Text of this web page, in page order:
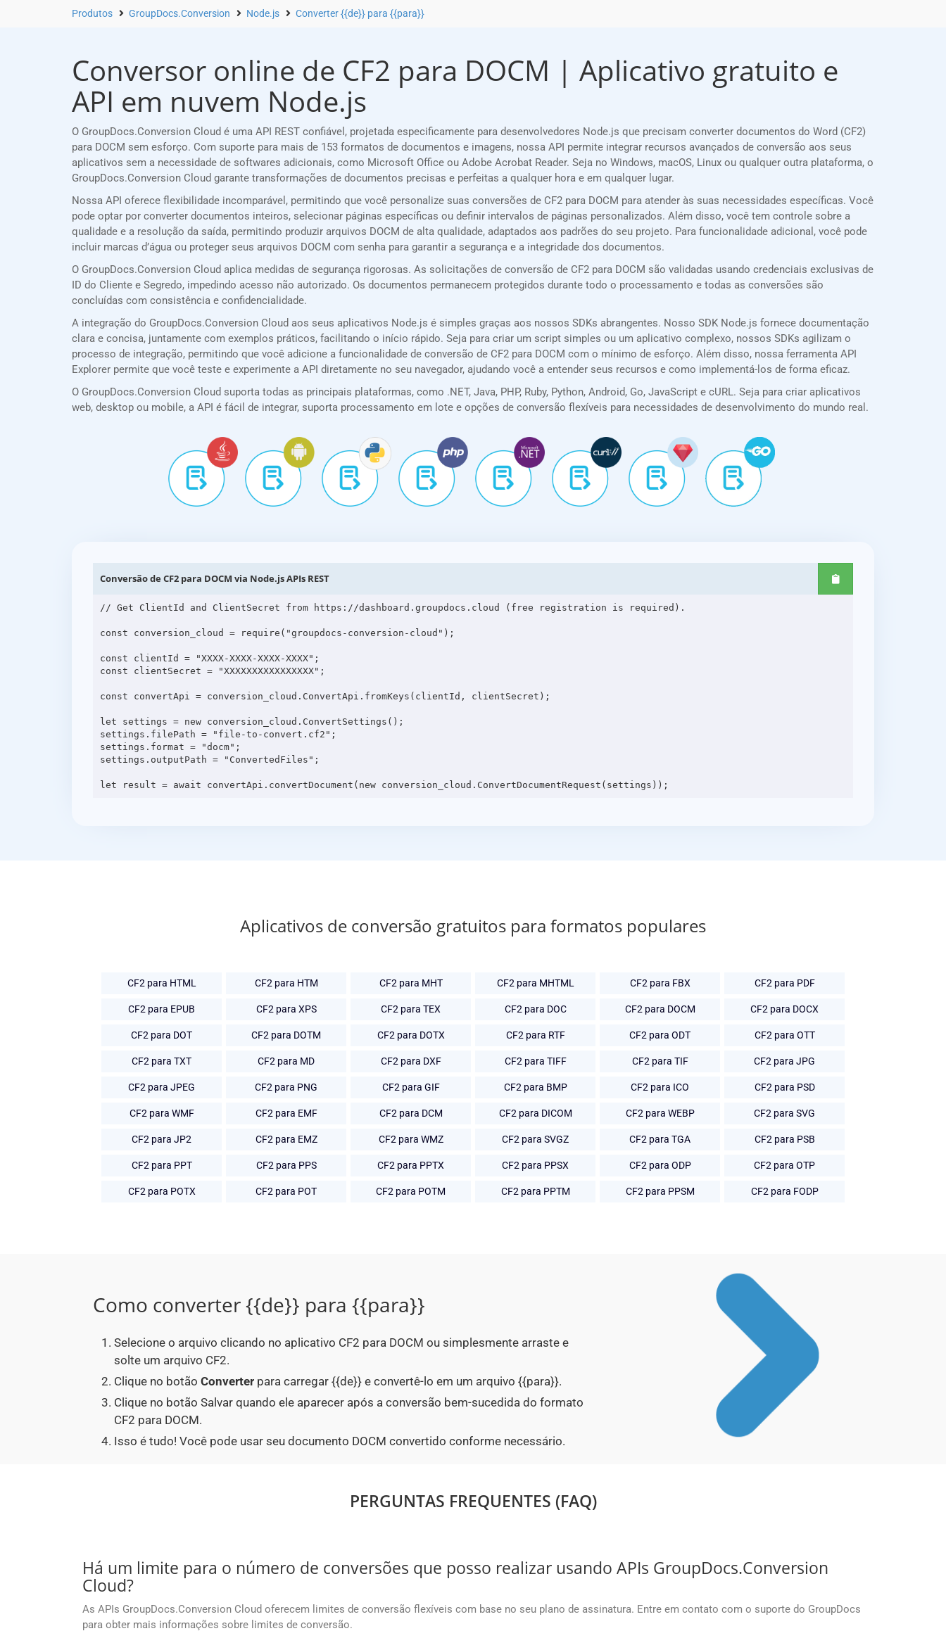
Produtos GroupDocs.Conversion Node.js Converter {{de}} para {{para}}
Conversor online de CF2 para DOCM | Aplicativo gratuito e
API em nuvem Node.js
O GroupDocs.Conversion Cloud é uma API REST confiável, projetada especificamente para desenvolvedores Node.js que precisam converter documentos do Word (CF2)
para DOCM sem esforço. Com suporte para mais de 153 formatos de documentos e imagens, nossa API permite integrar recursos avançados de conversão aos seus
aplicativos sem a necessidade de softwares adicionais, como Microsoft Office ou Adobe Acrobat Reader. Seja no Windows, macOS, Linux ou qualquer outra plataforma, o
GroupDocs.Conversion Cloud garante transformações de documentos precisas e perfeitas a qualquer hora e em qualquer lugar.
Nossa API oferece flexibilidade incomparável, permitindo que você personalize suas conversões de CF2 para DOCM para atender às suas necessidades específicas. Você
pode optar por converter documentos inteiros, selecionar páginas específicas ou definir intervalos de páginas personalizados. Além disso, você tem controle sobre a
qualidade e a resolução da saída, permitindo produzir arquivos DOCM de alta qualidade, adaptados aos padrões do seu projeto. Para funcionalidade adicional, você pode
incluir marcas d’água ou proteger seus arquivos DOCM com senha para garantir a segurança e a integridade dos documentos.
O GroupDocs.Conversion Cloud aplica medidas de segurança rigorosas. As solicitações de conversão de CF2 para DOCM são validadas usando credenciais exclusivas de
ID do Cliente e Segredo, impedindo acesso não autorizado. Os documentos permanecem protegidos durante todo o processamento e todas as conversões são
concluídas com consistência e confidencialidade.
A integração do GroupDocs.Conversion Cloud aos seus aplicativos Node.js é simples graças aos nossos SDKs abrangentes. Nosso SDK Node.js fornece documentação
clara e concisa, juntamente com exemplos práticos, facilitando o início rápido. Seja para criar um script simples ou um aplicativo complexo, nossos SDKs agilizam o
processo de integração, permitindo que você adicione a funcionalidade de conversão de CF2 para DOCM com o mínimo de esforço. Além disso, nossa ferramenta API
Explorer permite que você teste e experimente a API diretamente no seu navegador, ajudando você a entender seus recursos e como implementá-los de forma eficaz.
O GroupDocs.Conversion Cloud suporta todas as principais plataformas, como .NET, Java, PHP, Ruby, Python, Android, Go, JavaScript e cURL. Seja para criar aplicativos
web, desktop ou mobile, a API é fácil de integrar, suporta processamento em lote e opções de conversão flexíveis para necessidades de desenvolvimento do mundo real.
Conversão de CF2 para DOCM via Node.js APIs REST
// Get ClientId and ClientSecret from https://dashboard.groupdocs.cloud (free registration is required).
const conversion_cloud = require("groupdocs-conversion-cloud");
const clientId = "XXXX-XXXX-XXXX-XXXX";
const clientSecret = "XXXXXXXXXXXXXXXX";
const convertApi = conversion_cloud.ConvertApi.fromKeys(clientId, clientSecret);
let settings = new conversion_cloud.ConvertSettings();
settings.filePath = "file-to-convert.cf2";
settings.format = "docm";
settings.outputPath = "ConvertedFiles";
Aplicativos de conversão gratuitos para formatos populares
CF2 para HTML CF2 para HTM CF2 para MHT CF2 para MHTML CF2 para FBX CF2 para PDF
CF2 para EPUB CF2 para XPS CF2 para TEX CF2 para DOC CF2 para DOCM CF2 para DOCX
CF2 para DOT CF2 para DOTM CF2 para DOTX CF2 para RTF CF2 para ODT CF2 para OTT
CF2 para TXT CF2 para MD CF2 para DXF CF2 para TIFF CF2 para TIF CF2 para JPG
CF2 para JPEG CF2 para PNG CF2 para GIF CF2 para BMP CF2 para ICO CF2 para PSD
CF2 para WMF CF2 para EMF CF2 para DCM CF2 para DICOM CF2 para WEBP CF2 para SVG
CF2 para JP2 CF2 para EMZ CF2 para WMZ CF2 para SVGZ CF2 para TGA CF2 para PSB
CF2 para PPT CF2 para PPS CF2 para PPTX CF2 para PPSX CF2 para ODP CF2 para OTP
CF2 para POTX CF2 para POT CF2 para POTM CF2 para PPTM CF2 para PPSM CF2 para FODP
Como converter {{de}} para {{para}}
Selecione o arquivo clicando no aplicativo CF2 para DOCM ou simplesmente arraste e
solte um arquivo CF2.
Clique no botão Converter para carregar {{de}} e convertê-lo em um arquivo {{para}}.
Clique no botão Salvar quando ele aparecer após a conversão bem-sucedida do formato
CF2 para DOCM.
Isso é tudo! Você pode usar seu documento DOCM convertido conforme necessário.
PERGUNTAS FREQUENTES (FAQ)
Há um limite para o número de conversões que posso realizar usando APIs GroupDocs.Conversion
Cloud?
As APIs GroupDocs.Conversion Cloud oferecem limites de conversão flexíveis com base no seu plano de assinatura. Entre em contato com o suporte do GroupDocs
para obter mais informações sobre limites de conversão.